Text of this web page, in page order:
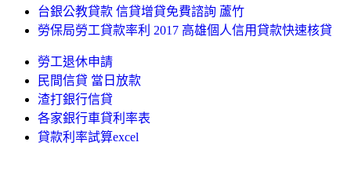
台銀公教貸款 信貸增貸免費諮詢 蘆竹
勞保局勞工貸款率利 2017 高雄個人信用貸款快速核貸
勞工退休申請
民間信貸 當日放款
渣打銀行信貸
各家銀行車貸利率表
貸款利率試算excel